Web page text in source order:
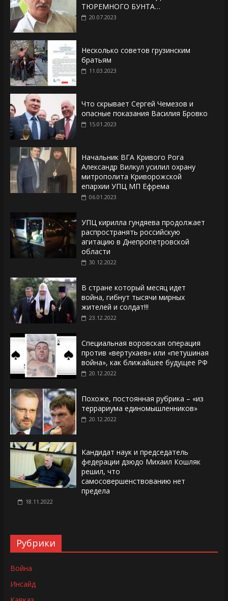
ТЮРЕМНОГО БУНТА…
20.07.2023
Несколько советов грузинским
братьям
11.03.2023
Что скрывает Сергей Чемезов и
опасные показания Василия Бровко
15.01.2023
Начальник ВГА Кривого Рога
Александр Вилкул усилил охрану
митрополита Криворожской
епархии УПЦ МП Ефрема
06.01.2023
УПЦ кирилла гундяева продолжает
распространять российскую
агитацию в Днепропетровской
области
30.12.2022
В стране который месяц идет
война, гибнут тысячи мирных
жителей и солдат!!!
23.12.2022
Специальная воровская операция
против «вертухаев» или «петушиная
война», как ближайшее будущее РФ
20.12.2022
Похоже, постоянная рубрика – «из
террариума единомышленников»
20.12.2022
Кандидат наук и председатель
федерации дзюдо Михаил Кошляк
решил, что
самосовершенствованию нет
предела
18.11.2022
Рубрики
Война
Инсайд